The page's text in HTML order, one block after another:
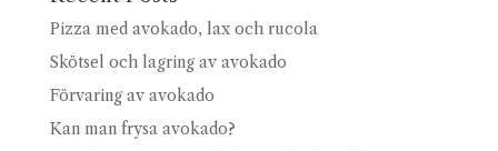
Pizza med avokado, lax och rucola
Skötsel och lagring av avokado
Förvaring av avokado
Kan man frysa avokado?